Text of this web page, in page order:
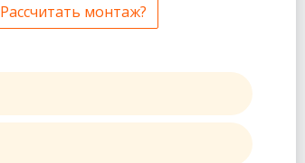
Рассчитать монтаж?